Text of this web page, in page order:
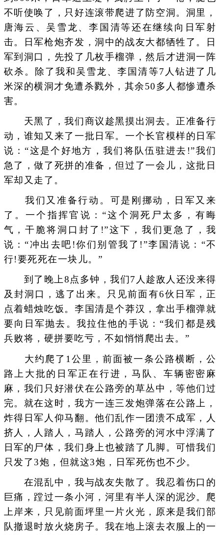
不听使唤了，只好连滚带爬进了防空洞。洞里，
唐海云、吴雪龙、李国清等还在继续向日军射
击。日军枪炮齐发，洞中的战友大都牺牲了。日
军到洞口，先投了几枚手榴弹，然后才进洞一阵
砍杀。除了我和吴雪龙、李国清等7人钻进了几
米深的横洞才免遭杀戮外，其余50多人都惨遭杀
害。
天黑了，我们商议趁黑摸出洞去。正准备行
动，谁知又来了一批日军。一个长官模样的日军
说：“这是个好地方，我们将队伍驻进去!”我们
急了，做了死拼的准备，但过了一会儿，这批日
军却又走了。
我们又准备行动。可是刚挪动，日军又来
了。一个指挥官说：“这个洞死尸太多，有晦
气，干脆将洞口封了!”这下，我们更急了，我
说：“冲出去吧!你们别管我了!”李国清说：“不
行!要死死在一块儿。”
到了晚上8点多钟，我们7人趁敌人还没来得
及封洞口，逃了出来。只见前面有6伙日军，正
点着蜡烛吃饭。李国清是个莽汉，拿出手榴弹就
要向日军抛去。我拉住他的手说：“我们都是残
兵败将，硬拼要吃亏，不如悄悄爬出去。”
大约爬了1公里，前面被一条公路横断，公
路上大批的日军正在行进，马队、车辆密密麻
麻，我们只好潜伏在公路旁的草丛中，等他们过
完。就在这时，我方一连三发炮弹落在公路上，
炸得日军人仰马翻。他们乱作一团溃不成军，人
挤人，人踏人，马踏人，公路旁的河水中浮满了
日军的尸体，我们身上也被踏了几脚。可惜我们
只发了3炮，但就这3炮，日军死伤也不少。
在混乱中，我与战友失散了。我忍着伤口的
巨痛，蹚过一条小河，河里有半人深的泥沙。爬
上岸来，只见前面坪里一片火光，原来是我们部
队撤退时放火烧房子。我在地上滚去衣服上的一